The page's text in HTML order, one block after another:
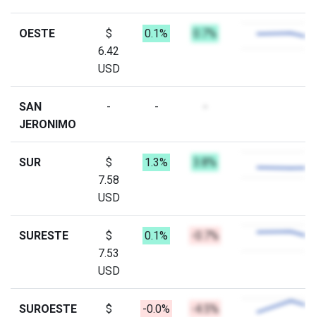
OESTE
$
6.42
USD
0.1% 0.7%
SAN
JERONIMO
- -
SUR
$
7.58
USD
1.3% 3.8%
SURESTE
$
7.53
USD
0.1% -0.7%
SUROESTE
$
-0.0% -4.5%